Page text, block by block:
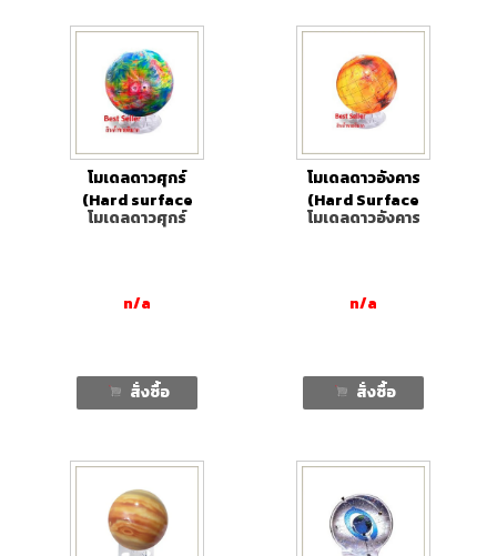
โมเดลดาวศุกร์
(Hard surface
Venus model
โมเดลดาวศุกร์
n/a
สั่งซื้อ
โมเดลดาวอังคาร
(Hard Surface
Mars Model with
โมเดลดาวอังคาร
n/a
สั่งซื้อ